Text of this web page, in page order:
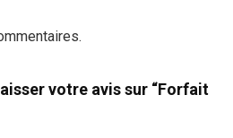
votre avis sur “Forfait